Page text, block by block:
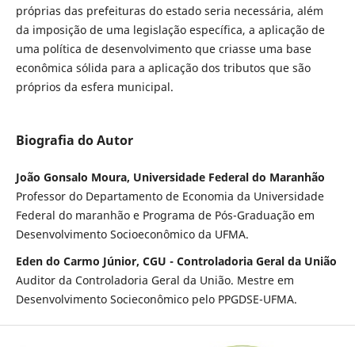
próprias das prefeituras do estado seria necessária, além
da imposição de uma legislação específica, a aplicação de
uma política de desenvolvimento que criasse uma base
econômica sólida para a aplicação dos tributos que são
próprios da esfera municipal.
Biografia do Autor
João Gonsalo Moura, Universidade Federal do Maranhão
Professor do Departamento de Economia da Universidade
Federal do maranhão e Programa de Pós-Graduação em
Desenvolvimento Socioeconômico da UFMA.
Eden do Carmo Júnior, CGU - Controladoria Geral da União
Auditor da Controladoria Geral da União. Mestre em
Desenvolvimento Socieconômico pelo PPGDSE-UFMA.